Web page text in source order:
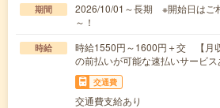
期間
2026/10/01～長期 ※開始日はご
～！
時給
時給1550円～1600円＋交 【月
の前払いが可能な速払いサービス
交通費
交通費支給あり